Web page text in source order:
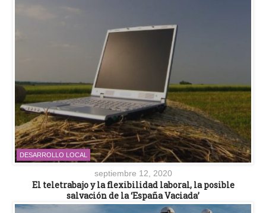
DESARROLLO LOCAL
septiembre 12, 2020
El teletrabajo y la flexibilidad laboral, la posible
salvación de la ‘España Vaciada’